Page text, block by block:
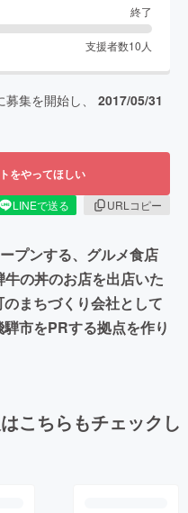
終了
支援者数10 人
募集を開始し、 2017/05/31
をやってほしい
LINEで送る
URLコピー
プンする、グルメ食店
の丼のお店を出店いた
まちづくり会社として
市をPRする拠点を作り
こちらもチェックし